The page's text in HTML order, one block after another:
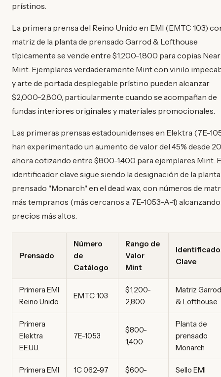
prístinos.
La primera prensa del Reino Unido en EMI (EMTC 103)
matriz de la planta de prensado Garrod & Lofthouse
típicamente se vende entre $1,200-1,800 para copias Near
Mint. Ejemplares verdaderamente Mint con vinilo
y arte de portada desplegable prístino pueden alcanzar
$2,000-2,800, particularmente cuando se acompañan de
fundas interiores originales y materiales promocionales.
Las primeras prensas estadounidenses en Elektra (7E-
han experimentado un aumento de valor del 45% desde
ahora cotizando entre $800-1,400 para ejemplares Mint.
identificador clave sigue siendo la designación de la
prensado "Monarch" en el dead wax, con números de
más tempranos (más cercanos a 7E-1053-A-1) alcanzando
precios más altos.
Prensado
Número
de
Catálogo
Rango de
Valor
Mint
Clave
Primera EMI
Reino Unido
EMTC 103
$1,200-
2,800
Matriz Garrod
& Lofthouse
Primera
Elektra
EE.UU.
7E-1053
$800-
1,400
Planta de
prensado
Monarch
Primera EMI
1C 062-97
$600-
Sello EMI